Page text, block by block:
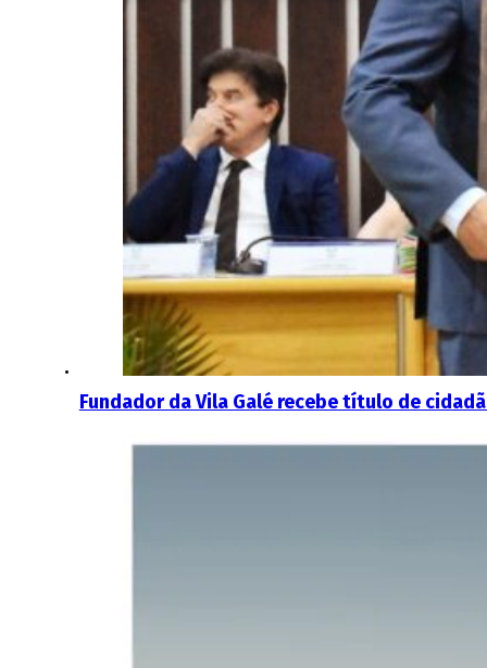
Fundador da Vila Galé recebe título de